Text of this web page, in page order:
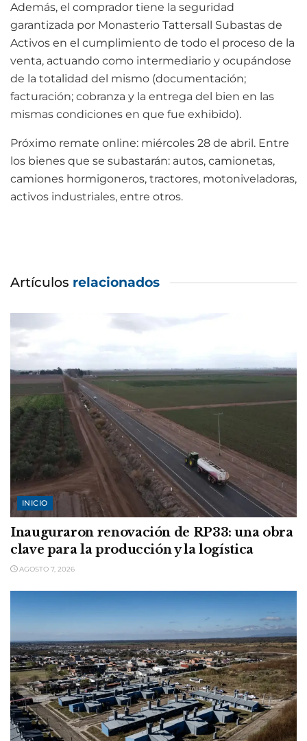
Además, el comprador tiene la seguridad
garantizada por Monasterio Tattersall Subastas de
Activos en el cumplimiento de todo el proceso de la
venta, actuando como intermediario y ocupándose
de la totalidad del mismo (documentación;
facturación; cobranza y la entrega del bien en las
mismas condiciones en que fue exhibido).
Próximo remate online: miércoles 28 de abril. Entre
los bienes que se subastarán: autos, camionetas,
camiones hormigoneros, tractores, motoniveladoras,
activos industriales, entre otros.
Artículos relacionados
INICIO
Inauguraron renovación de RP33: una obra
clave para la producción y la logística
AGOSTO 7, 2026